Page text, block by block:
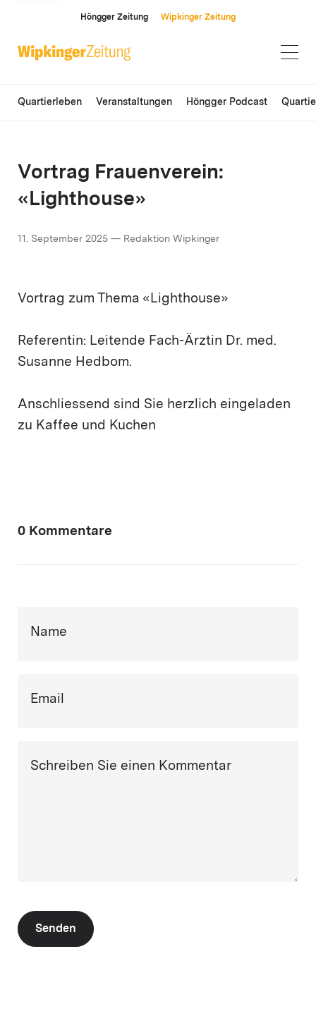
Höngger Zeitung Wipkinger Zeitung
Quartierleben Veranstaltungen Höngger Podcast
Vortrag Frauenverein:
«Lighthouse»
11. September 2025 — Redaktion Wipkinger
Vortrag zum Thema «Lighthouse»
Referentin: Leitende Fach-Ärztin Dr. med.
Susanne Hedbom.
Anschliessend sind Sie herzlich eingeladen
zu Kaffee und Kuchen
0 Kommentare
Name
Email
Schreiben Sie einen Kommentar
Senden